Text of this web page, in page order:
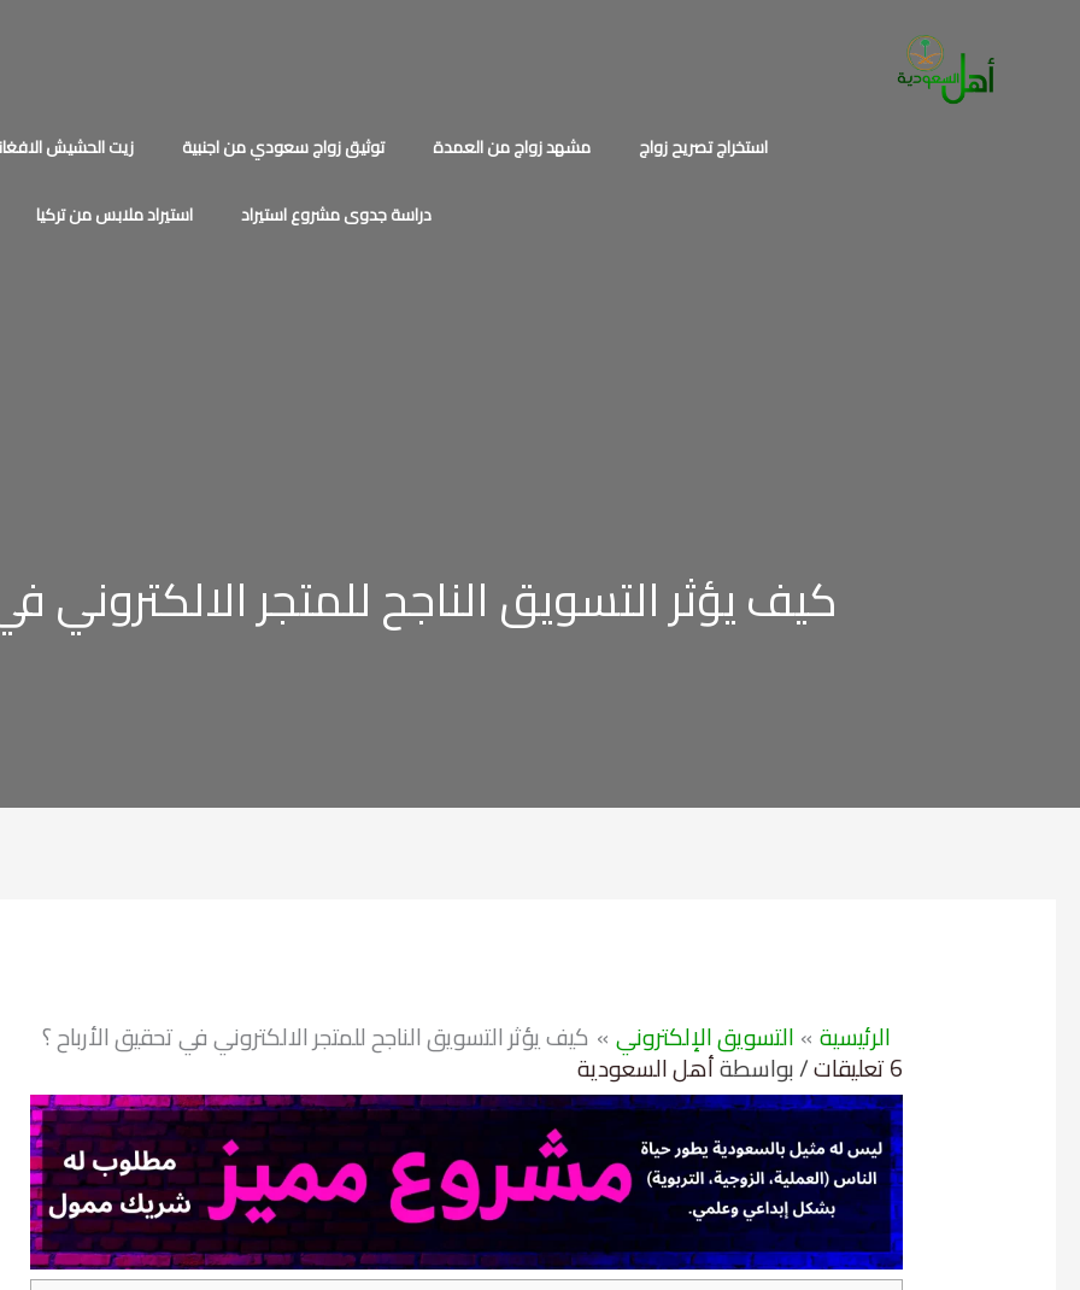
استخراج تصريح زواج مشهد زواج من العمدة توثيق زواج سعودي من اجنبية زيت الحشيش
دراسة جدوى مشروع استيراد استيراد ملابس من تركيا
كيف يؤثر التسويق الناجح للمتجر الالكتروني
الرئيسية التسويق الإلكتروني كيف يؤثر التسويق الناجح للمتجر الالكتروني في تحقيق الأرباح ؟
6 تعليقات / بواسطةأهل السعودية